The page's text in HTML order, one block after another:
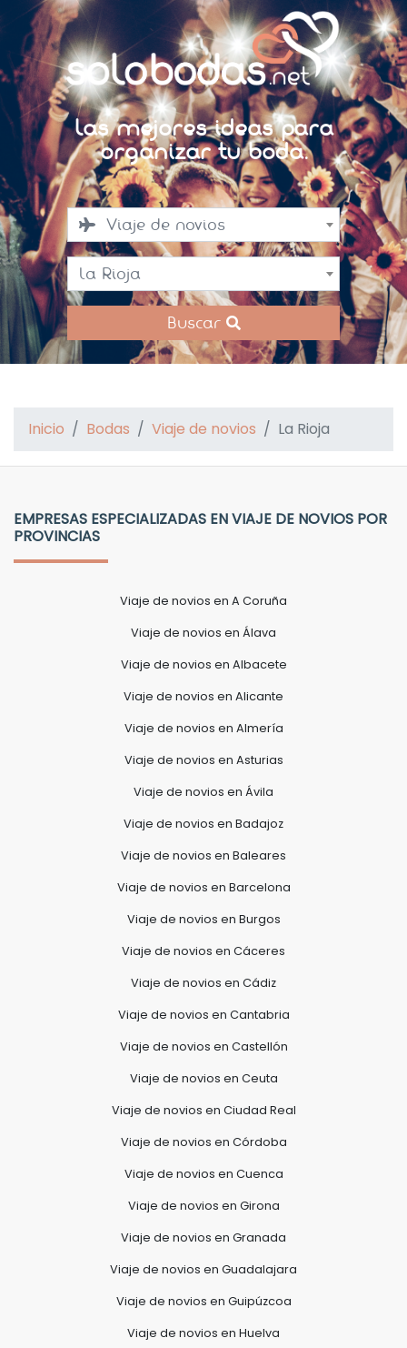
Las mejores ideas para
organizar tu boda.
Viaje de novios
La Rioja
Buscar
Inicio Bodas Viaje de novios La Rioja
EMPRESAS ESPECIALIZADAS EN VIAJE DE NOVIOS POR
PROVINCIAS
Viaje de novios en A Coruña
Viaje de novios en Álava
Viaje de novios en Albacete
Viaje de novios en Alicante
Viaje de novios en Almería
Viaje de novios en Asturias
Viaje de novios en Ávila
Viaje de novios en Badajoz
Viaje de novios en Baleares
Viaje de novios en Barcelona
Viaje de novios en Burgos
Viaje de novios en Cáceres
Viaje de novios en Cádiz
Viaje de novios en Cantabria
Viaje de novios en Castellón
Viaje de novios en Ceuta
Viaje de novios en Ciudad Real
Viaje de novios en Córdoba
Viaje de novios en Cuenca
Viaje de novios en Girona
Viaje de novios en Granada
Viaje de novios en Guadalajara
Viaje de novios en Guipúzcoa
Viaje de novios en Huelva